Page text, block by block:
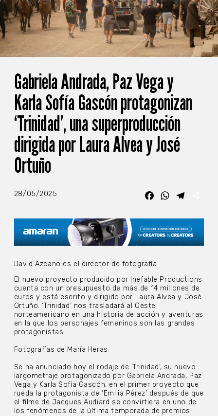
Gabriela Andrada, Paz Vega y
Karla Sofía Gascón protagonizan
‘Trinidad’, una superproducción
dirigida por Laura Alvea y José
Ortuño
28/05/2025 FacebookWhatsApp
David Azcano es el director de fotografía
El nuevo proyecto producido por Inefable Productions
cuenta con un presupuesto de más de 14 millones de
euros y está escrito y dirigido por Laura Alvea y José
Ortuño. ‘Trinidad’ nos trasladará al Oeste
norteamericano en una historia de acción y aventuras
en la que los personajes femeninos son las grandes
protagonistas.
Fotografías de María Heras
Se ha anunciado hoy el rodaje de ‘Trinidad’, su nuevo
largometraje protagonizado por Gabriela Andrada, Paz
Vega y Karla Sofía Gascón, en el primer proyecto que
rueda la protagonista de ‘Emilia Pérez’ después de que
el filme de Jacques Audiard se convirtiera en uno de
los fenómenos de la última temporada de premios.